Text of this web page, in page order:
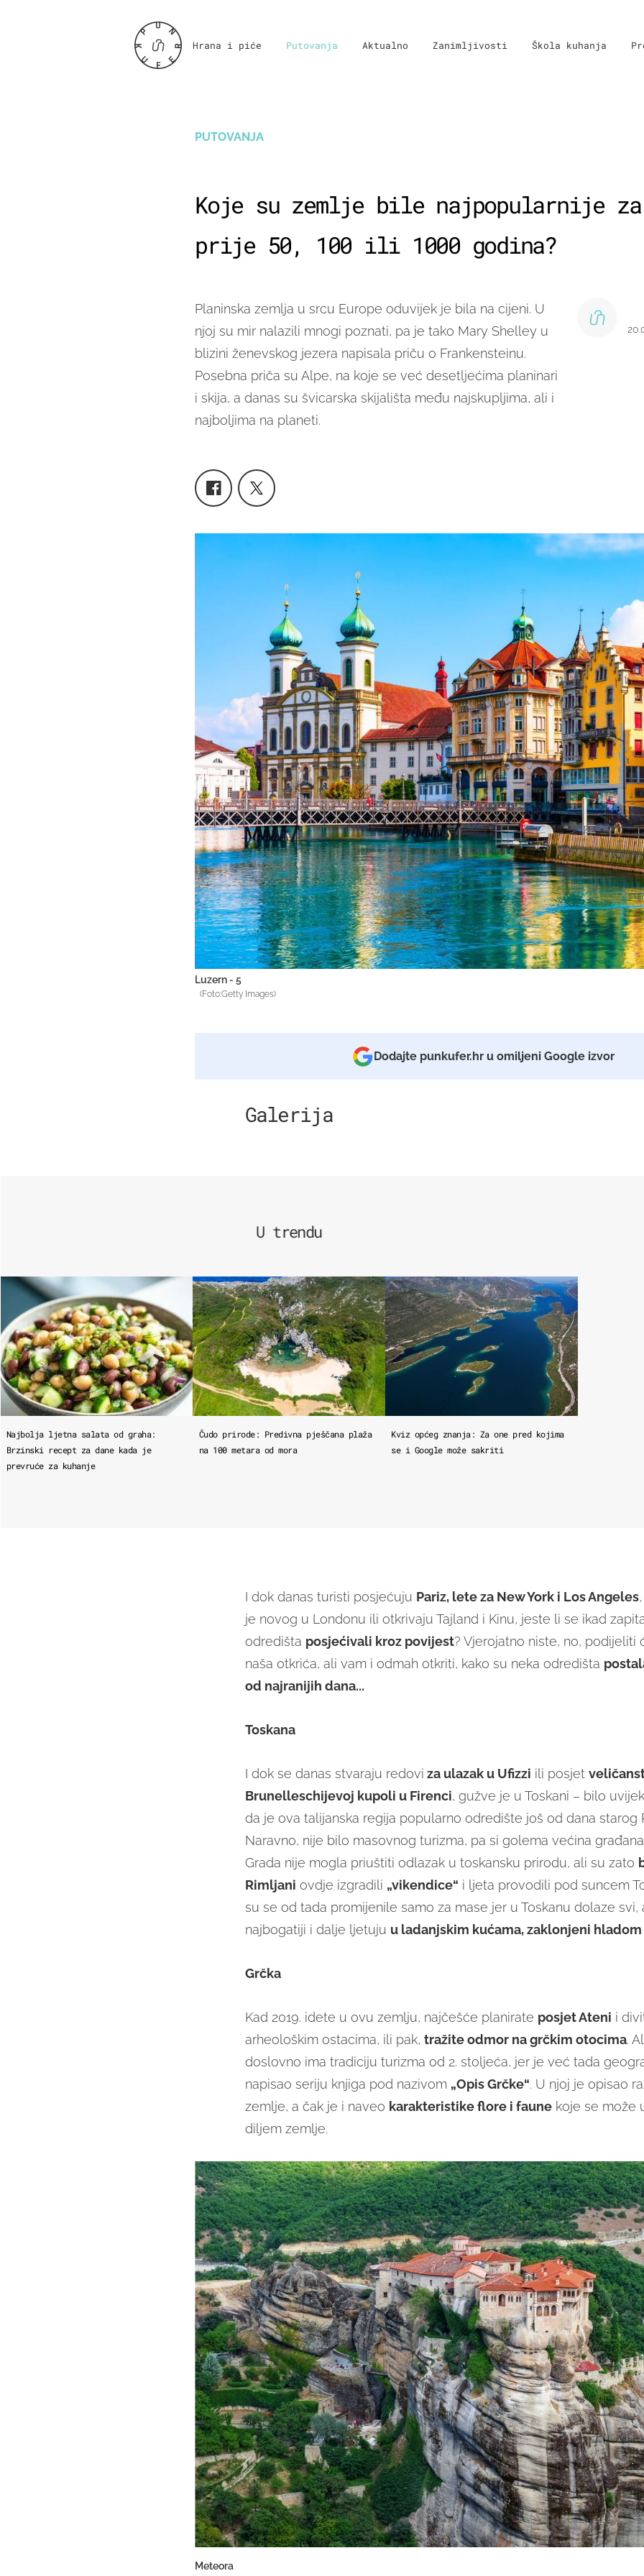
Hrana i piće Putovanja Aktualno Zanimljivosti Škola kuhanja
PUTOVANJA
Koje su zemlje bile najpopularnije za
prije 50, 100 ili 1000 godina?
Planinska zemlja u srcu Europe oduvijek je bila na cijeni. U
njoj su mir nalazili mnogi poznati, pa je tako Mary Shelley u
blizini ženevskog jezera napisala priču o Frankensteinu.
Posebna priča su Alpe, na koje se već desetljećima planinari
i skija, a danas su švicarska skijališta među najskupljima, ali i
najboljima na planeti.
Luzern - 5
(Foto:Getty Images)
Dodajte punkufer.hr u omiljeni Google izvor
Galerija
U trendu
Najbolja ljetna salata od graha:
Brzinski recept za dane kada je
prevruće za kuhanje
Čudo prirode: Predivna pješčana plaža
na 100 metara od mora
Kviz općeg znanja: Za one pred kojima
se i Google može sakriti
I dok danas turisti posjećuju Pariz, lete za New York i Los Angeles
je novog u Londonu ili otkrivaju Tajland i Kinu, jeste li se ikad
odredišta posjećivali kroz povijest? Vjerojatno niste, no, podijeliti
naša otkrića, ali vam i odmah otkriti, kako su neka odredišta p
od najranijih dana...
Toskana
I dok se danas stvaraju redovi za ulazak u Ufizzi ili posjet
Brunelleschijevoj kupoli u Firenci, gužve je u Toskani – bilo
da je ova talijanska regija popularno odredište još od dana starog
Naravno, nije bilo masovnog turizma, pa si golema većina
Grada nije mogla priuštiti odlazak u toskansku prirodu, ali su zato
Rimljani ovdje izgradili „vikendice“ i ljeta provodili pod suncem
su se od tada promijenile samo za mase jer u Toskanu dolaze svi,
najbogatiji i dalje ljetuju u ladanjskim kućama, zaklonjeni
Grčka
Kad 2019. idete u ovu zemlju, najčešće planirate posjet Ateni i
arheološkim ostacima, ili pak, tražite odmor na grčkim otocima.
doslovno ima tradiciju turizma od 2. stoljeća, jer je već tada
napisao seriju knjiga pod nazivom „Opis Grčke“. U njoj je opisao
zemlje, a čak je i naveo karakteristike flore i faunekoje se može
diljem zemlje.
Meteora